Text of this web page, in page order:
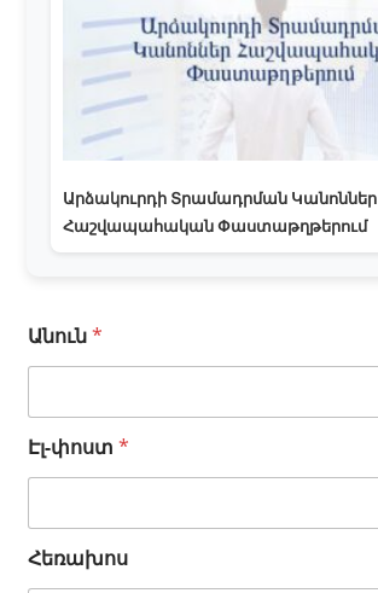
Արձակուրդի Տրամադրման Կանոններ
Հաշվապահական Փաստաթղթերում
Անուն*
Հ
ո
ս
Էլ-փոստ*
Հեռախոս